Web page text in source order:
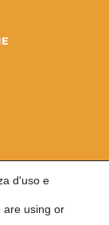
d'uso e
are using or